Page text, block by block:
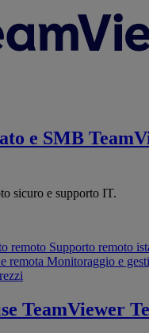
e SMB
sicuro e supporto IT.
remoto Supporto remoto
remota Monitoraggio e
TeamViewer